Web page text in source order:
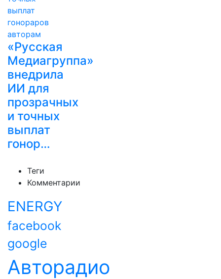
«Русская
Медиагруппа»
внедрила
ИИ для
прозрачных
и точных
выплат
гонор…
Теги
Комментарии
ENERGY
facebook
google
Авторадио